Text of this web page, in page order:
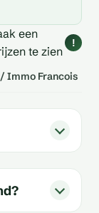
een
te zien
!
Immo Francois